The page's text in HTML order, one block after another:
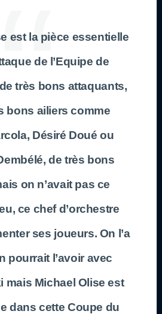
est la pièce essentielle
de l’Equipe de
très bons attaquants,
bons ailiers comme
Désiré Doué ou
de très bons
on n’avait pas ce
ce chef d’orchestre
ses joueurs. On l’a
pourrait l’avoir avec
mais Michael Olise est
dans cette Coupe du